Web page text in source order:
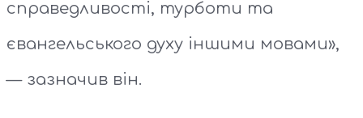
справедливості, турботи та
євангельського духу іншими мовами»,
— зазначив він.